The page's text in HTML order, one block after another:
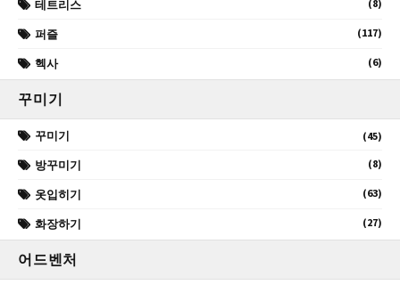
테트리스 (8)
퍼즐 (117)
헥사 (6)
꾸미기
꾸미기 (45)
방꾸미기 (8)
옷입히기 (63)
화장하기 (27)
어드벤처